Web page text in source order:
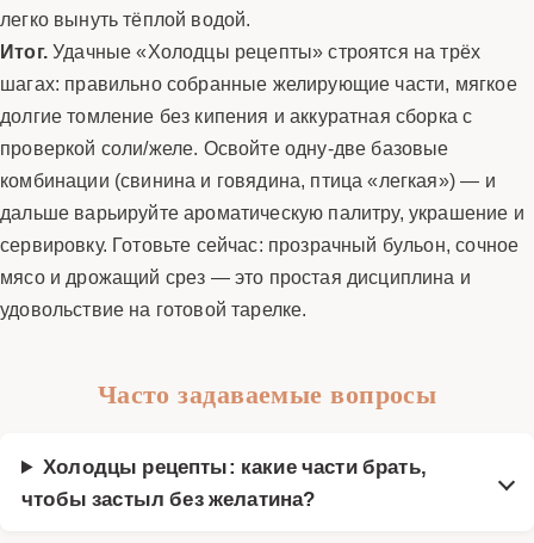
легко вынуть тёплой водой.
Итог.Удачные «Холодцы рецепты» строятся на трёх
шагах: правильно собранные желирующие части, мягкое
долгие томление без кипения и аккуратная сборка с
проверкой соли/желе. Освойте одну-две базовые
комбинации (свинина и говядина, птица «легкая») — и
дальше варьируйте ароматическую палитру, украшение и
сервировку. Готовьте сейчас: прозрачный бульон, сочное
мясо и дрожащий срез — это простая дисциплина и
удовольствие на готовой тарелке.
Часто задаваемые вопросы
Холодцы рецепты: какие части брать,
чтобы застыл без желатина?